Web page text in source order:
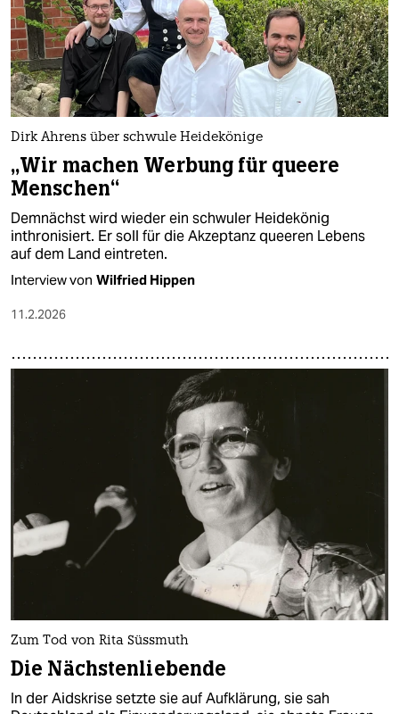
Dirk Ahrens über schwule Heidekönige
„Wir machen Werbung für queere
Menschen“
Demnächst wird wieder ein schwuler Heidekönig
inthronisiert. Er soll für die Akzeptanz queeren Lebens
auf dem Land eintreten.
Interview von Wilfried Hippen
11.2.2026
Zum Tod von Rita Süssmuth
Die Nächstenliebende
In der Aidskrise setzte sie auf Aufklärung, sie sah